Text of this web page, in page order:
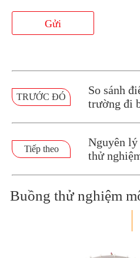
Gửi
TRƯỚC ĐÓ
So sánh
trường đi
Tiếp theo
Nguyên lý
thử
Buồng thử nghiệm